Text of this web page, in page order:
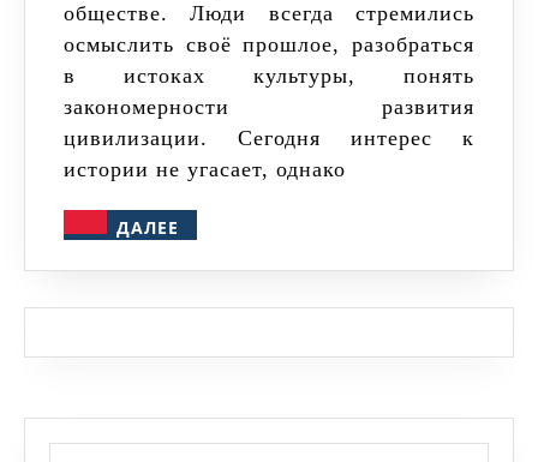
обществе. Люди всегда стремились
осмыслить своё прошлое, разобраться
в истоках культуры, понять
закономерности развития
цивилизации. Сегодня интерес к
истории не угасает, однако
ДАЛЕЕ